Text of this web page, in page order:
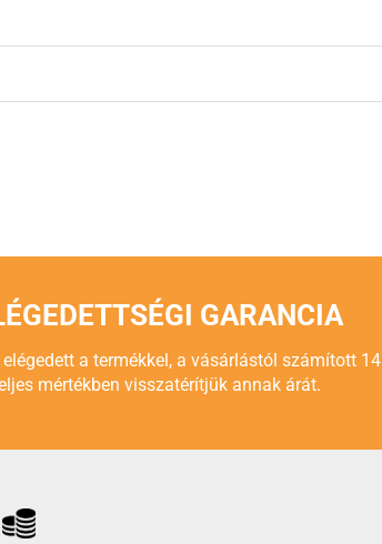
GARANCIA
elégedett a termékkel, a vásárlástól számított 14
mértékben visszatérítjük annak árát.